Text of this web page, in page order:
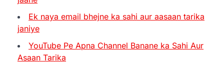
Ek naya email bhejne ka sahi aur aasaan tarika
janiye
YouTube Pe Apna Channel Banane ka Sahi Aur
Asaan Tarika